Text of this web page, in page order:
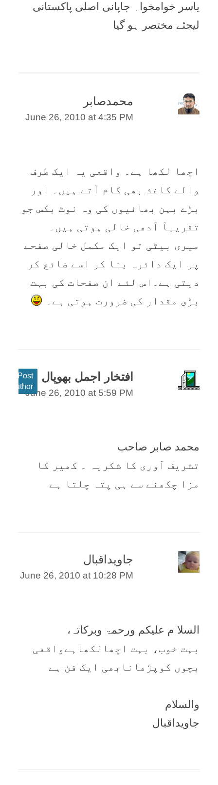
یاسر خوامخواہ جاپانی اصلی پاکستانی
ليجئے مختصر ہو گيا
محمدصابر
June 26, 2010 at 4:35 PM
اچھا لکھا ہے۔ واقعی یہ ایک طرف
والے کاغذ بھی کام آتے ہیں۔ اور
بڑے بہن بھائیوں کی وہ نوٹ بکس جو
تقریبآ آدھی خالی ہوتی ہیں۔
میری بیٹی تو ایک مکمل خالی صفحے
پر ایک دائرہ بنا کر اسے ضائع کر
دیتی ہے۔اس لئے ان صفحات کی بہت
بڑی مقدار کی ضرورت ہوتی ہے۔
افتخار اجمل بھوپال
Post
author
June 26, 2010 at 5:59 PM
محمد صابر صاحب
تشريف آوری کا شکريہ ۔ کھير کا
مزا چکھنے سے ہی پتہ چلتا ہے
جاویداقبال
June 26, 2010 at 10:28 PM
السلا م علیکم ورحمۃ وبرکاتہ،
بہت خوب، بہت اچھالکھاہےواقعی
بچوں کوپڑھانابھی ایک فن ہے
والسلام
جاویداقبال